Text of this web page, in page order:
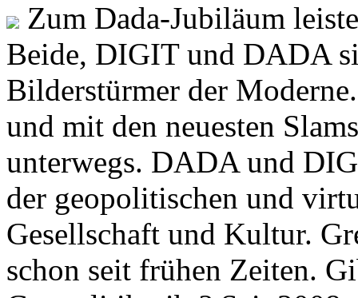
Zum Dada-Jubiläum
Beide, DIGIT und DADA
Bilderstürmer der
und mit den neuesten
unterwegs. DADA und
der geopolitischen und
Gesellschaft und Kultur.
schon seit frühen Zeiten.